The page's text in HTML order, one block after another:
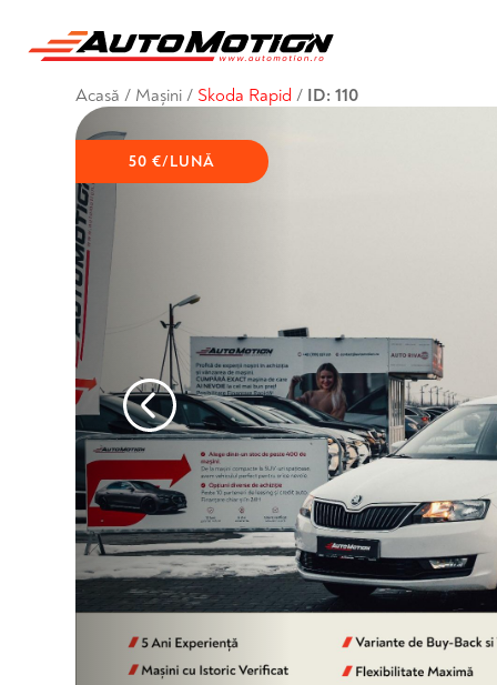
Acasă / Mașini / Skoda Rapid / ID: 110
50 €/LUNĂ